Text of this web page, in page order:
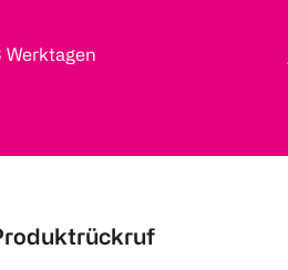
Werktagen